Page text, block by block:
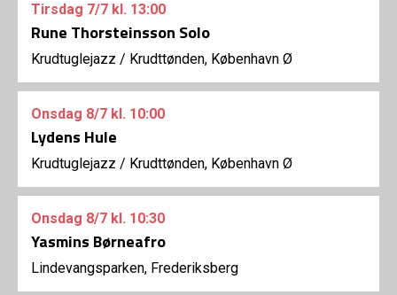
Tirsdag 7/7 kl. 13:00
Rune Thorsteinsson Solo
Krudtuglejazz / Krudttønden, København Ø
Onsdag 8/7 kl. 10:00
Lydens Hule
Krudtuglejazz / Krudttønden, København Ø
Onsdag 8/7 kl. 10:30
Yasmins Børneafro
Lindevangsparken, Frederiksberg